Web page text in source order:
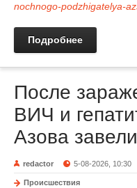
nochnogo-podzhigatelya-
Подробнее
После
ВИЧ и
Азова
redactor 5-08-2026, 10:30
Происшествия